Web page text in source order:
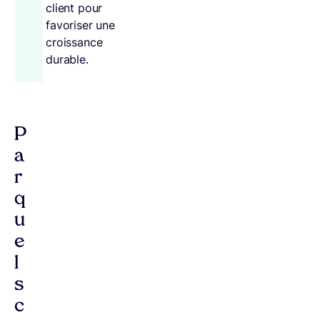
client pour
favoriser une
croissance
durable.
P
a
r
q
u
e
l
s
c